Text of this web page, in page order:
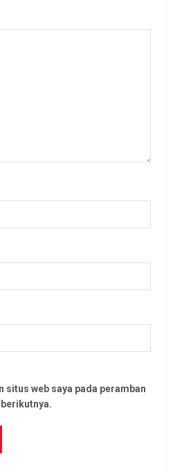
situs web saya pada peramban